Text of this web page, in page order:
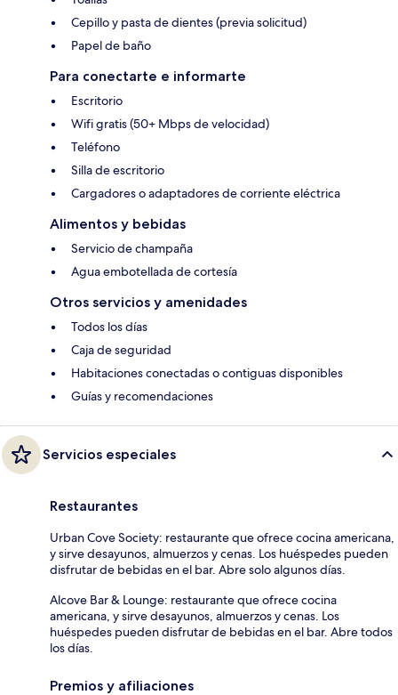
Cepillo y pasta de dientes (previa solicitud)
Papel de baño
Para conectarte e informarte
Escritorio
Wifi gratis (50+ Mbps de velocidad)
Teléfono
Silla de escritorio
Cargadores o adaptadores de corriente eléctrica
Alimentos y bebidas
Servicio de champaña
Agua embotellada de cortesía
Otros servicios y amenidades
Todos los días
Caja de seguridad
Habitaciones conectadas o contiguas disponibles
Guías y recomendaciones
Servicios especiales
Restaurantes
Urban Cove Society: restaurante que ofrece cocina americana,
y sirve desayunos, almuerzos y cenas. Los huéspedes pueden
disfrutar de bebidas en el bar. Abre solo algunos días.
Alcove Bar & Lounge: restaurante que ofrece cocina
americana, y sirve desayunos, almuerzos y cenas. Los
huéspedes pueden disfrutar de bebidas en el bar. Abre todos
los días.
Premios y afiliaciones